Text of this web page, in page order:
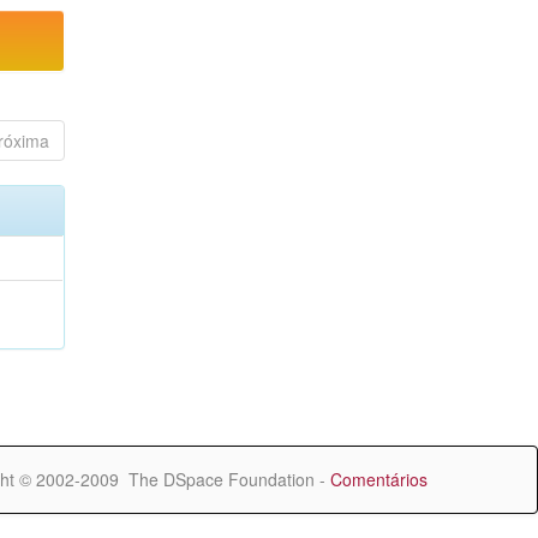
© 2002-2009 The DSpace Foundation - Comentários